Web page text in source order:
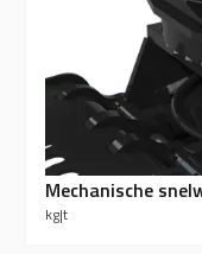
Mechanische
kg|t